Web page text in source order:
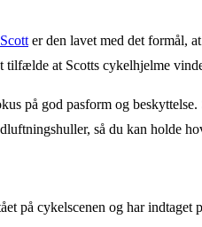
er den lavet med det formål,
at Scotts cykelhjelme
på god pasform og
så du kan holde
på cykelscenen og har